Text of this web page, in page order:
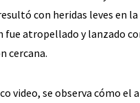
con heridas leves en
fue atropellado y lanzado
cercana.
video, se observa cómo el